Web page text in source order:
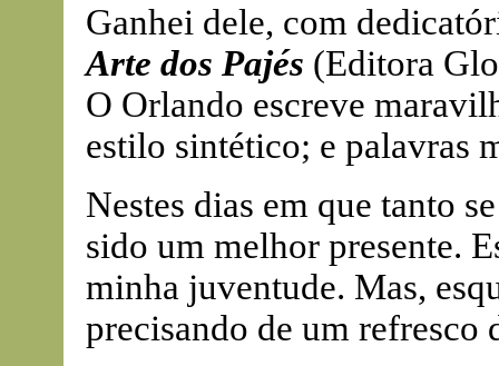
Ganhei dele, com
Arte dos Pajés (Editora
O Orlando escreve
estilo sintético; e palavras
Nestes dias em que tanto
sido um melhor presente.
minha juventude. Mas,
precisando de um refresco